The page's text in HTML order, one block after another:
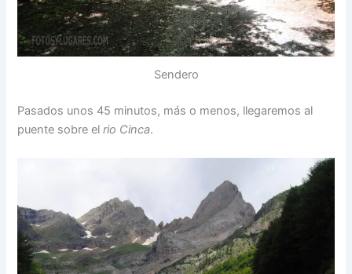
Sendero
Pasados unos 45 minutos, más o menos, llegaremos al
puente sobre elrio Cinca.